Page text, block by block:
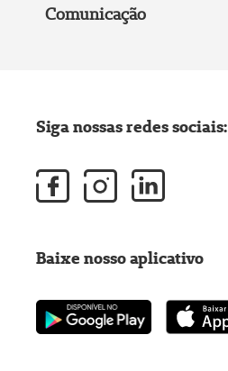
Comunicação
Siga nossas redes sociais:
Baixe nosso aplicativo